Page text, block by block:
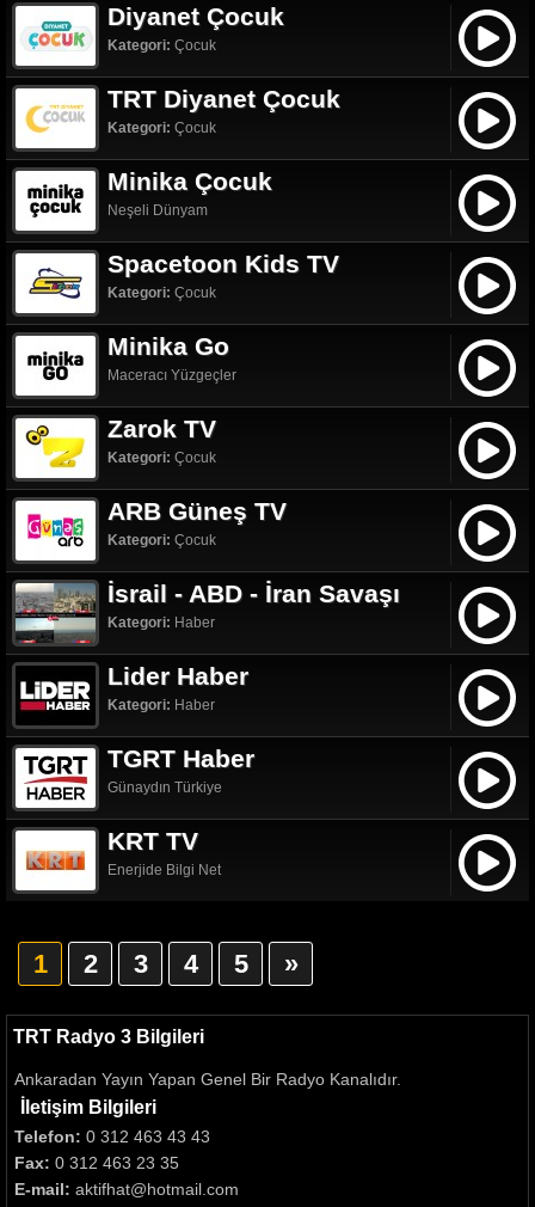
Diyanet Çocuk
Kategori: Çocuk
TRT Diyanet Çocuk
Kategori: Çocuk
Minika Çocuk
Neşeli Dünyam
Spacetoon Kids TV
Kategori: Çocuk
Minika Go
Maceracı Yüzgeçler
Zarok TV
Kategori: Çocuk
ARB Güneş TV
Kategori: Çocuk
İsrail - ABD - İran Savaşı
Kategori: Haber
Lider Haber
Kategori: Haber
TGRT Haber
Günaydın Türkiye
KRT TV
Enerjide Bilgi Net
1 2 3 4 5 »
TRT Radyo 3 Bilgileri
Ankaradan Yayın Yapan Genel Bir Radyo Kanalıdır.
İletişim Bilgileri
Telefon: 0 312 463 43 43
Fax: 0 312 463 23 35
E-mail: aktifhat@hotmail.com